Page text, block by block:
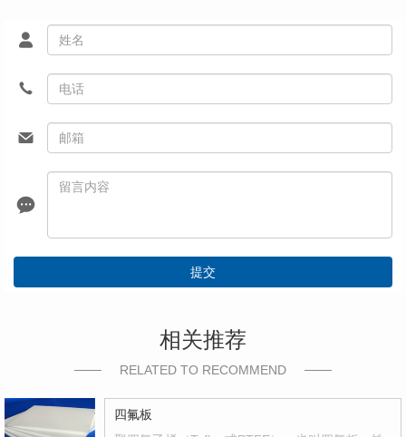
提交
相关推荐
RELATED TO RECOMMEND
四氟板